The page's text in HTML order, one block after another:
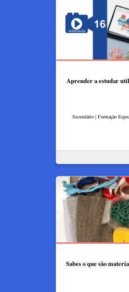
Aprender a estudar
Secundário | Formação
Sabes o que são